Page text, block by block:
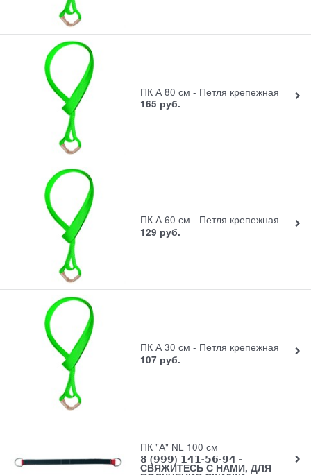
ПК А 80 см - Петля крепежная
165 руб.
ПК А 60 см - Петля крепежная
129 руб.
ПК А 30 см - Петля крепежная
107 руб.
ПК "А" NL 100 см
𝟴 (𝟵𝟵𝟵) 𝟭𝟰𝟭-𝟱𝟲-𝟵𝟰 -
СВЯЖИТЕСЬ С НАМИ, ДЛЯ